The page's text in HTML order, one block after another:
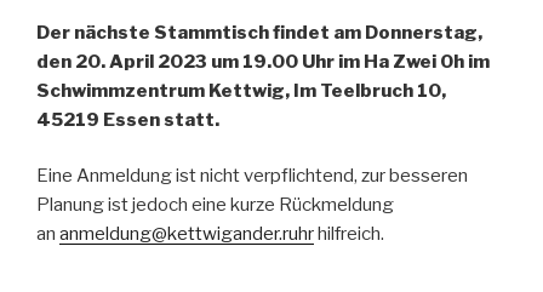
Der nächste Stammtisch findet am Donnerstag,
den 20. April 2023 um 19.00 Uhr im Ha Zwei Oh im
Schwimmzentrum Kettwig, Im Teelbruch 10,
45219 Essen statt.
Eine Anmeldung ist nicht verpflichtend, zur besseren
Planung ist jedoch eine kurze Rückmeldung
an anmeldung@kettwigander.ruhrhilfreich.